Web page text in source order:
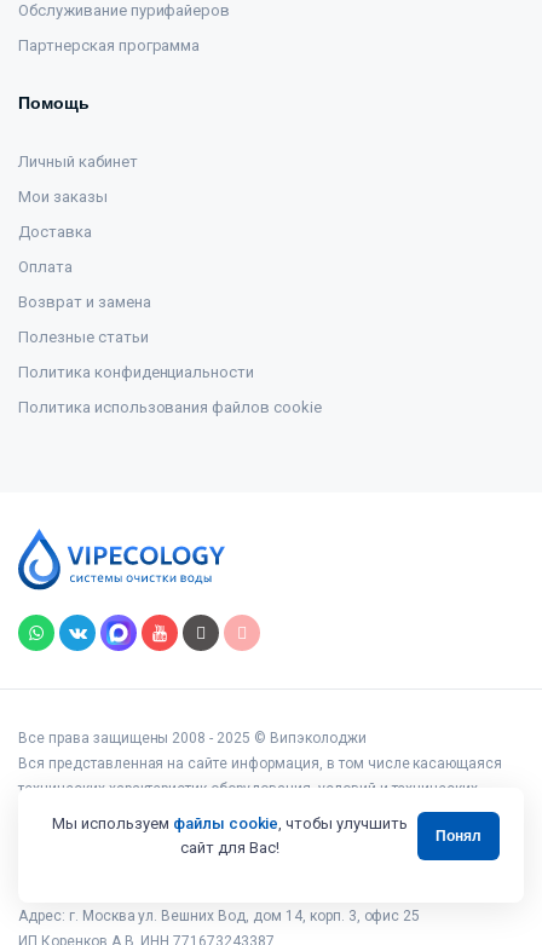
Обслуживание пурифайеров
Партнерская программа
Помощь
Личный кабинет
Мои заказы
Доставка
Оплата
Возврат и замена
Полезные статьи
Политика конфиденциальности
Политика использования файлов cookie
Все права защищены 2008 - 2025 © Випэколоджи
Вся представленная на сайте информация, в том числе касающаяся
технических характеристик оборудования, условий и технических
возможностей подключения, наличия на складе, стоимости товаров и
услуг, носит информационный характер и ни при каких условиях не
является публичной офертой, определяемой положениями статьи 437
Адрес: г. Москва ул. Вешних Вод, дом 14, корп. 3, офис 25
ИП Коренков А.В. ИНН 771673243387
Мы используем файлы cookie, чтобы улучшить
сайт для Вас!
Понял